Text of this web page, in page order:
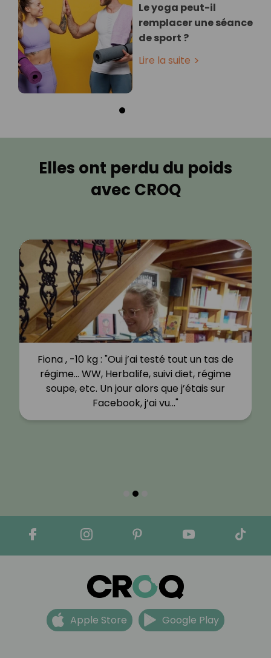
Le yoga peut-il
remplacer une séance
de sport ?
Lire la suite
Elles ont perdu du poids
avec CROQ
Fiona , -10 kg : "Oui j’ai testé tout un tas de
régime… WW, Herbalife, suivi diet, régime
soupe, etc. Un jour alors que j’étais sur
Facebook, j’ai vu…"
Apple Store Google Play